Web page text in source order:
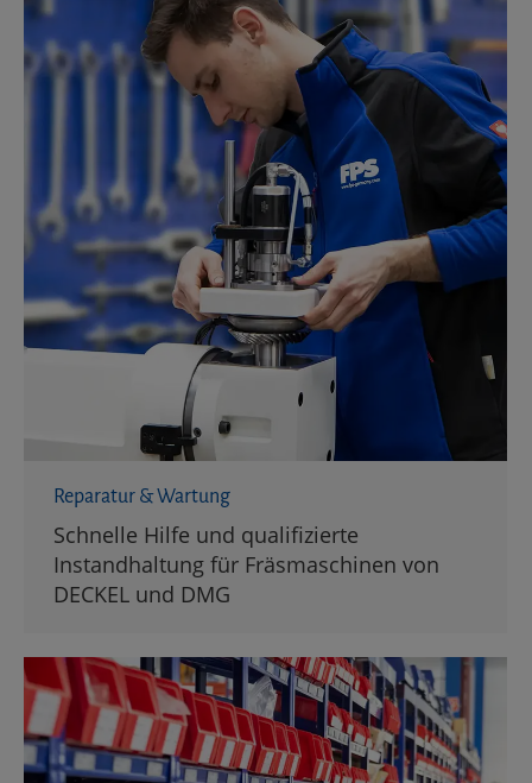
Reparatur & Wartung
Schnelle Hilfe und qualifizierte
Instandhaltung für Fräsmaschinen von
DECKEL und DMG